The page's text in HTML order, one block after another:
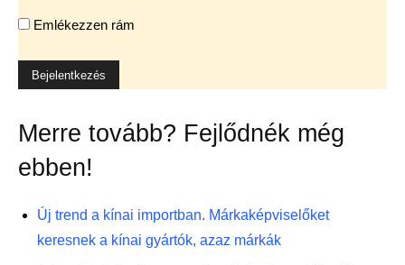
Emlékezzen rám
Merre tovább? Fejlődnék még
ebben!
Új trend a kínai importban. Márkaképviselőket
keresnek a kínai gyártók, azaz márkák